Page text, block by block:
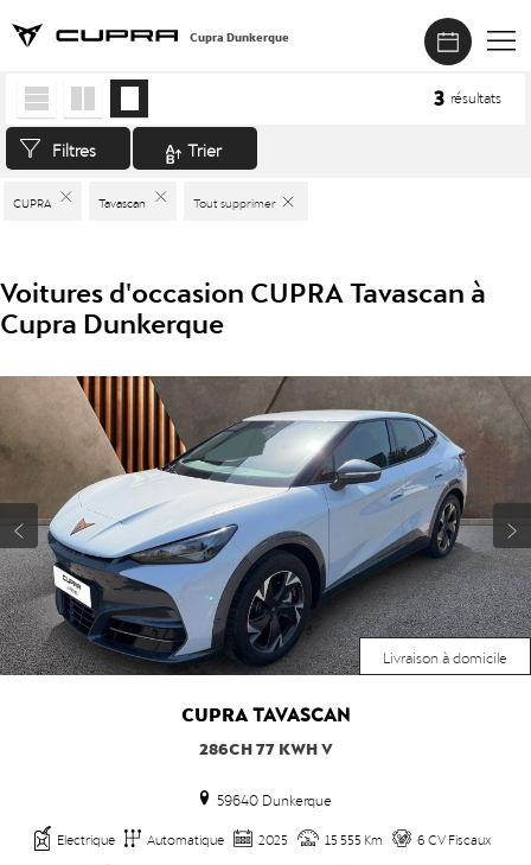
Cupra Dunkerque
Accueil > Véhicules d'occasion
CUPRA Tavascan Tout supprimer
Filtres Trier
3 résultats
Voitures d'occasion CUPRA Tavascan à
Cupra Dunkerque
Livraison à domicile
CUPRATAVASCAN
286CH 77 KWH V
59640 Dunkerque
Electrique Automatique 2025 15 555 Km 6 CV Fiscaux